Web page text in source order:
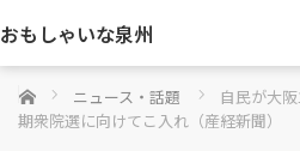
おもしゃいな泉州
ホーム ニュース・話題
自民が大
期衆院選に向けてこ入れ（産経新聞）